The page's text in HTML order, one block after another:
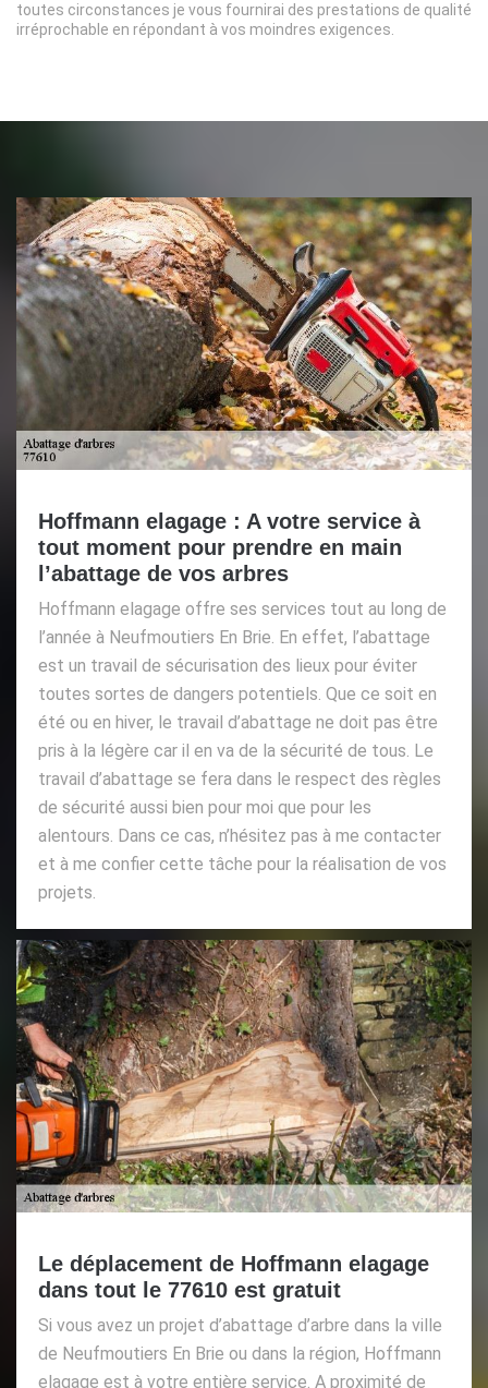
toutes circonstances je vous fournirai des prestations de qualité
irréprochable en répondant à vos moindres exigences.
Hoffmann elagage : A votre service à
tout moment pour prendre en main
l’abattage de vos arbres
Hoffmann elagage offre ses services tout au long de
l’année à Neufmoutiers En Brie. En effet, l’abattage
est un travail de sécurisation des lieux pour éviter
toutes sortes de dangers potentiels. Que ce soit en
été ou en hiver, le travail d’abattage ne doit pas être
pris à la légère car il en va de la sécurité de tous. Le
travail d’abattage se fera dans le respect des règles
de sécurité aussi bien pour moi que pour les
alentours. Dans ce cas, n’hésitez pas à me contacter
et à me confier cette tâche pour la réalisation de vos
projets.
Le déplacement de Hoffmann elagage
dans tout le 77610 est gratuit
Si vous avez un projet d’abattage d’arbre dans la ville
de Neufmoutiers En Brie ou dans la région, Hoffmann
elagage est à votre entière service. A proximité de